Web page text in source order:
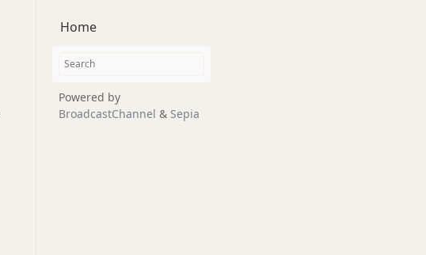
Home
Powered by
BroadcastChannel & Sepia